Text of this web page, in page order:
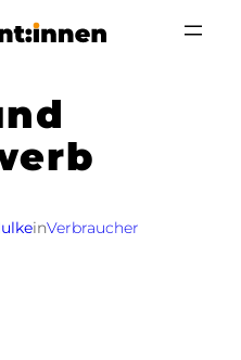
inVerbraucher